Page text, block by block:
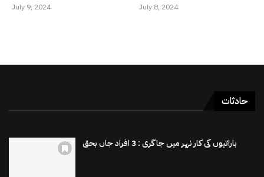
July 9, 2024 July 8, 2024
حادثات
باراتیوں کی کار نہر میں جاگری : 3 افراد جاں بحق